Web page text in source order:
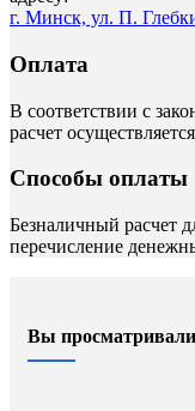
г. Минск, ул. П.
Оплата
В соответствии с
расчет
Способы оплаты
Безналичный расчет
перечисление
Вы просматривали